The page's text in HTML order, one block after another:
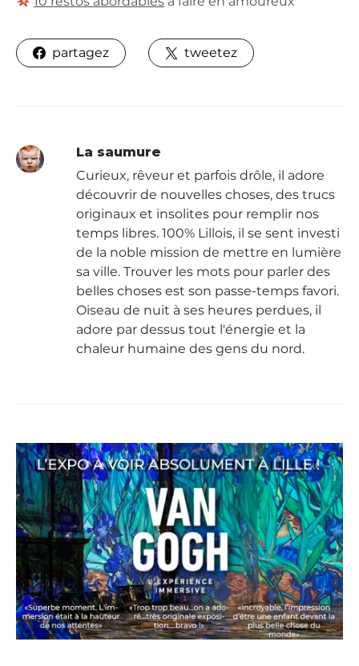
partagez tweetez
La saumure
Curieux, rêveur et parfois drôle, il adore
découvrir de nouvelles choses, des trucs
originaux et insolites pour remplir nos
temps libres. 100% Lillois, il se sent investi
de la noble mission de mettre en lumière
sa ville. Trouver les mots pour parler des
belles choses est son passe-temps favori.
Oiseau de nuit à ses heures perdues, il
adore par dessus tout l'énergie et la
chaleur humaine des gens du nord.